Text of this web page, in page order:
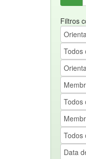
Filtros